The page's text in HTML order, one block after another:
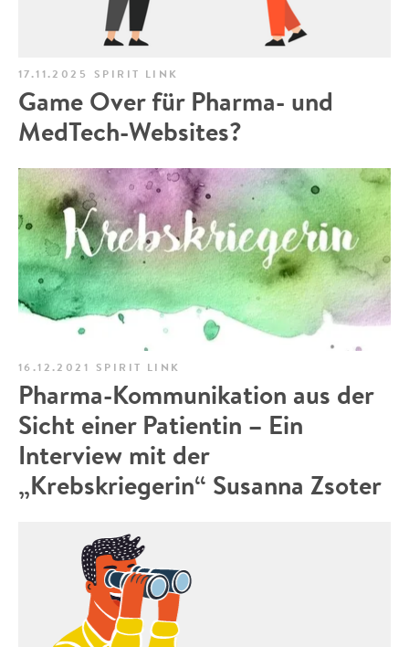
17.11.2025 SPIRIT LINK
Game Over für Pharma- und
MedTech-Websites?
16.12.2021 SPIRIT LINK
Pharma-Kommunikation aus der
Sicht einer Patientin – Ein
Interview mit der
„Krebskriegerin“ Susanna Zsoter